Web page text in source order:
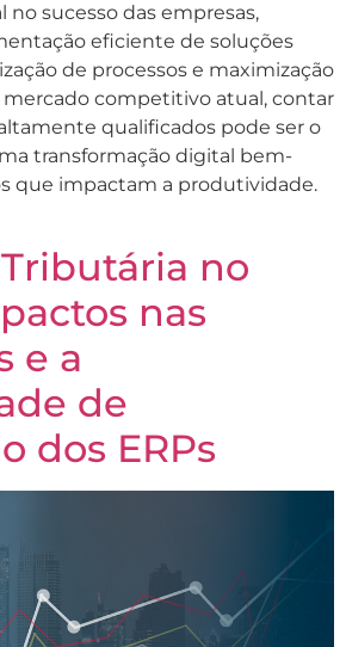
no sucesso das empresas,
eficiente de soluções
de processos e maximização
mercado competitivo atual, contar
qualificados pode ser o
transformação digital bem-
que impactam a produtividade.
no
nas
e a
de
dos ERPs